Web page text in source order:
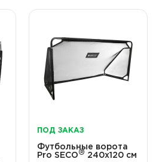
ПОД ЗАКАЗ
Футбольные ворота
Pro SECO® 240x120 см